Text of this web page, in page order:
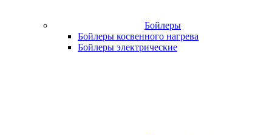
Бойлеры
Бойлеры косвенного нагрева
Бойлеры электрические